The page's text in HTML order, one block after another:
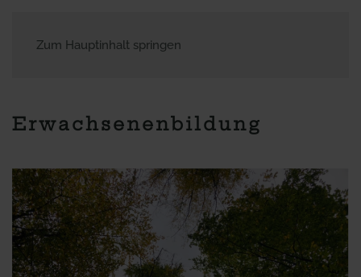
Zum Hauptinhalt springen
Erwachsenenbildung